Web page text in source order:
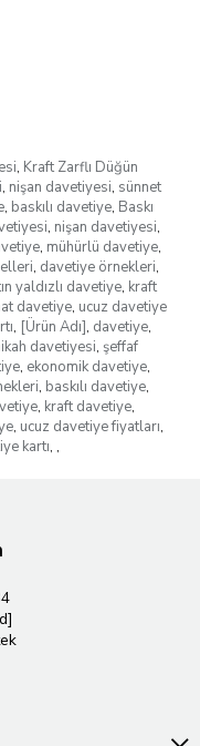
, Kraft Zarflı Düğün
, nişan davetiyesi, sünnet
, baskılı davetiye, Baskı
, nişan davetiyesi,
, mühürlü davetiye,
, davetiye örnekleri,
yaldızlı davetiye, kraft
davetiye, ucuz davetiye
, [Ürün Adı], davetiye,
davetiyesi, şeffaf
, ekonomik davetiye,
, baskılı davetiye,
, kraft davetiye,
, ucuz davetiye fiyatları,
kartı, ,